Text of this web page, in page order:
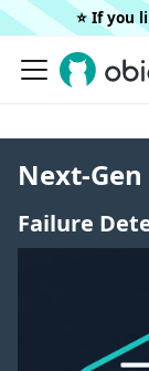
⭐️ If you
Next-
Failure